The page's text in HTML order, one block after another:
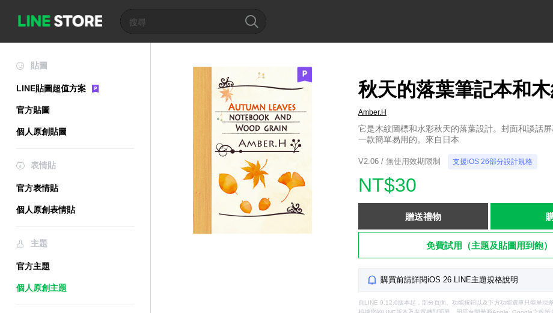
貼圖
LINE貼圖超值方案
官方貼圖
個人原創貼圖
表情貼
官方表情貼
個人原創表情貼
主題
官方主題
個人原創主題
秋天的落葉筆記本和
Amber.H
它是木紋圖標和水彩秋天的落葉設計。封面和談話屏
一款簡單易用的。來自日本
V2.06 / 無使用效期限制 支援iOS 26部分設計規格
NT$30
贈送禮物
免費試用（主題及貼圖用到飽）
購買前請詳閱iOS 26 LINE主題規格說明
自LINE 9.12.0版本起，部分頁面、功能按鈕以及下方功能選單只能呈現